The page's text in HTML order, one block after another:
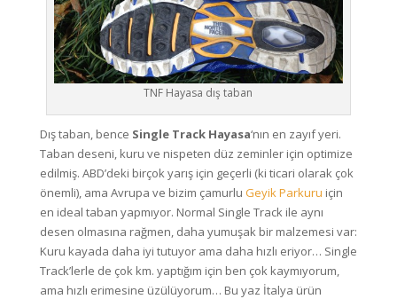
TNF Hayasa dış taban
Dış taban, bence Single Track Hayasa‘nın en zayıf yeri.
Taban deseni, kuru ve nispeten düz zeminler için optimize
edilmiş. ABD’deki birçok yarış için geçerli (ki ticari olarak çok
önemli), ama Avrupa ve bizim çamurlu Geyik Parkuru için
en ideal taban yapmıyor. Normal Single Track ile aynı
desen olmasına rağmen, daha yumuşak bir malzemesi var:
Kuru kayada daha iyi tutuyor ama daha hızlı eriyor… Single
Track’lerle de çok km. yaptığım için ben çok kaymıyorum,
ama hızlı erimesine üzülüyorum… Bu yaz İtalya ürün